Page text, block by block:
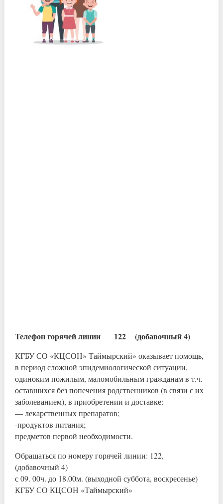
Телефон горячей линии 122 (добавочный 4)
КГБУ СО «КЦСОН» Таймырский» оказывает помощь,
в период сложной эпидемиологической ситуации,
одиноким пожилым, маломобильным гражданам в т.ч.
оставшихся без попечения родственников (в связи с их
заболеванием), в приобретении и доставке:
— лекарственных препаратов;
-продуктов питания;
предметов первой необходимости.
Обращаться по номеру горячей линии: 122,
(добавочный 4)
с 09. 00ч. до 18.00м. (выходной суббота, воскресенье)
КГБУ СО КЦСОН «Таймырский»